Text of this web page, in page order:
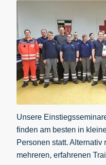
Unsere
finden am besten in
Personen statt.
mehreren, erfahrenen